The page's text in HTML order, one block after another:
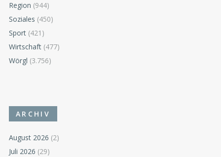
Region (944)
Soziales (450)
Sport (421)
Wirtschaft (477)
Wörgl (3.756)
ARCHIV
August 2026 (2)
Juli 2026 (29)